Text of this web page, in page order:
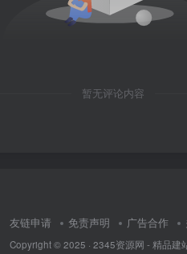
暂无评论内容
友链申请 免责声明 广告合作
Copyright © 2025 · 2345资源网 - 精品建